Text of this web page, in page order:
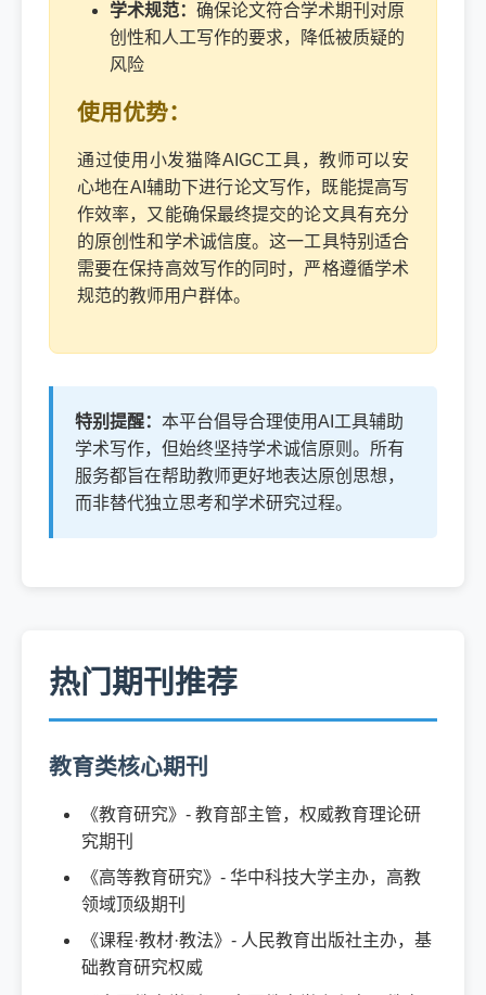
学术规范： 确保论文符合学术期刊对原
创性和人工写作的要求，降低被质疑的
风险
使用优势：
通过使用小发猫降AIGC工具，教师可以安
心地在AI辅助下进行论文写作，既能提高写
作效率，又能确保最终提交的论文具有充分
的原创性和学术诚信度。这一工具特别适合
需要在保持高效写作的同时，严格遵循学术
规范的教师用户群体。
特别提醒： 本平台倡导合理使用AI工具辅助
学术写作，但始终坚持学术诚信原则。所有
服务都旨在帮助教师更好地表达原创思想，
而非替代独立思考和学术研究过程。
热门期刊推荐
教育类核心期刊
《教育研究》- 教育部主管，权威教育理论研
究期刊
《高等教育研究》- 华中科技大学主办，高教
领域顶级期刊
《课程·教材·教法》- 人民教育出版社主办，基
础教育研究权威